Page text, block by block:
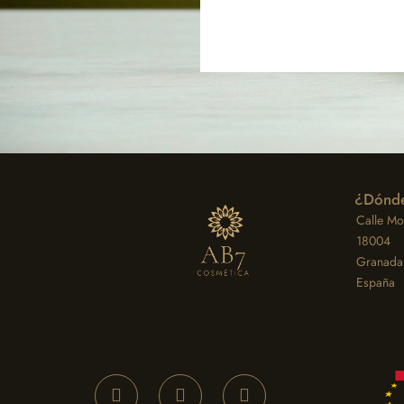
Calle
18004
Granada
España